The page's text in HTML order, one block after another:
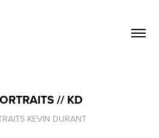
// KD
KEVIN DURANT